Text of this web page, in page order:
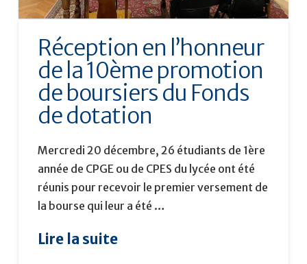
Réception en l’honneur
de la 10ème promotion
de boursiers du Fonds
de dotation
Mercredi 20 décembre, 26 étudiants de 1ère
année de CPGE ou de CPES du lycée ont été
réunis pour recevoir le premier versement de
la bourse qui leur a été …
Lire la suite